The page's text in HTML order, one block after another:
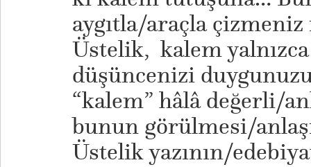
aygıtla/araçla
Üstelik, kalem
düşüncenizi
“kalem” hâlâ değerli/
bunun görülmesi/
Üstelik yazının/